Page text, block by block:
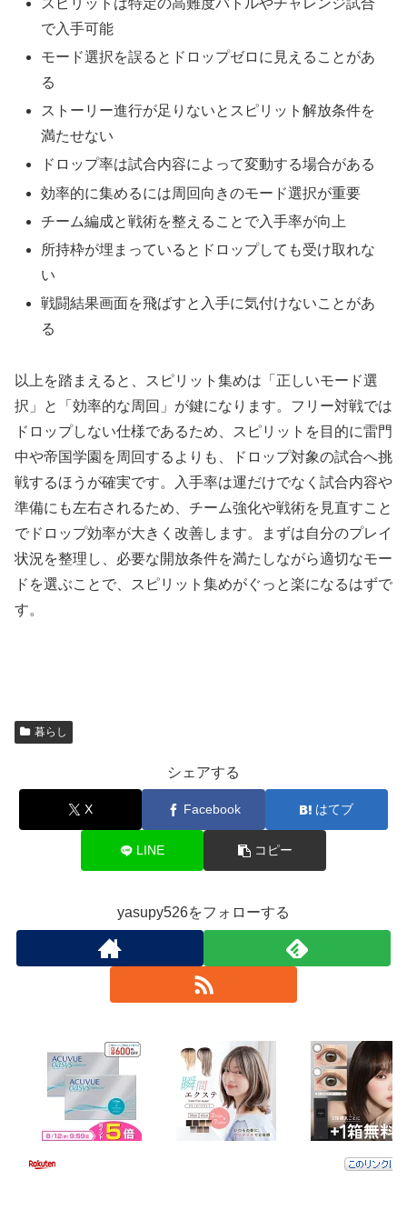
で入手可能
モード選択を誤るとドロップゼロに見えることがあ
る
ストーリー進行が足りないとスピリット解放条件を
満たせない
ドロップ率は試合内容によって変動する場合がある
効率的に集めるには周回向きのモード選択が重要
チーム編成と戦術を整えることで入手率が向上
所持枠が埋まっているとドロップしても受け取れな
い
戦闘結果画面を飛ばすと入手に気付けないことがあ
る
以上を踏まえると、スピリット集めは「正しいモード選
択」と「効率的な周回」が鍵になります。フリー対戦では
ドロップしない仕様であるため、スピリットを目的に雷門
中や帝国学園を周回するよりも、ドロップ対象の試合へ挑
戦するほうが確実です。入手率は運だけでなく試合内容や
準備にも左右されるため、チーム強化や戦術を見直すこと
でドロップ効率が大きく改善します。まずは自分のプレイ
状況を整理し、必要な開放条件を満たしながら適切なモー
ドを選ぶことで、スピリット集めがぐっと楽になるはずで
す。
暮らし
シェアする
X Facebook はてブ
LINE コピー
yasupy526をフォローする